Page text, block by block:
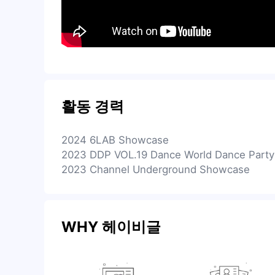
활동 경력
2024 6LAB Showcase
2023 DDP VOL.19 Dance World Dance
2023 Channel Underground Showcase
WHY 헤이비글